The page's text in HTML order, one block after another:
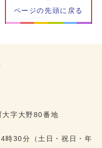
ページの先頭に戻る
字大野80番地
時30分（土日・祝日・年